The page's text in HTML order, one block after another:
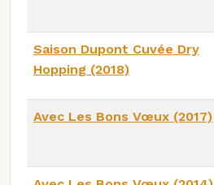
Saison Dupont Cuvée Dry
Hopping (2018)
Avec Les Bons Vœux (2017)